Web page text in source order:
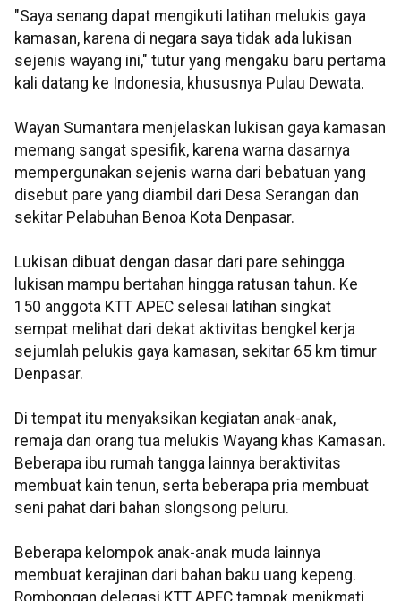
"Saya senang dapat mengikuti latihan melukis gaya
kamasan, karena di negara saya tidak ada lukisan
sejenis wayang ini," tutur yang mengaku baru pertama
kali datang ke Indonesia, khususnya Pulau Dewata.
Wayan Sumantara menjelaskan lukisan gaya kamasan
memang sangat spesifik, karena warna dasarnya
mempergunakan sejenis warna dari bebatuan yang
disebut pare yang diambil dari Desa Serangan dan
sekitar Pelabuhan Benoa Kota Denpasar.
Lukisan dibuat dengan dasar dari pare sehingga
lukisan mampu bertahan hingga ratusan tahun. Ke
150 anggota KTT APEC selesai latihan singkat
sempat melihat dari dekat aktivitas bengkel kerja
sejumlah pelukis gaya kamasan, sekitar 65 km timur
Denpasar.
Di tempat itu menyaksikan kegiatan anak-anak,
remaja dan orang tua melukis Wayang khas Kamasan.
Beberapa ibu rumah tangga lainnya beraktivitas
membuat kain tenun, serta beberapa pria membuat
seni pahat dari bahan slongsong peluru.
Beberapa kelompok anak-anak muda lainnya
membuat kerajinan dari bahan baku uang kepeng.
Rombongan delegasi KTT APEC tampak menikmati